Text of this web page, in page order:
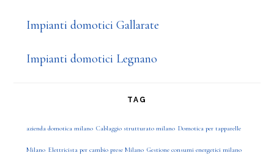
Impianti domotici Gallarate
Impianti domotici Legnano
TAG
azienda domotica milano Cablaggio strutturato milano Domotica per tapparelle
Milano Elettricista per cambio prese Milano Gestione consumi energetici milano